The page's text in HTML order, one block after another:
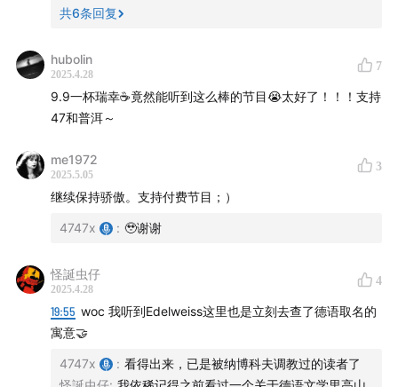
一场对话：这样的冒险意义何在
56:10 达尔文：马丁的镜子
1:04:32 写作形式：去寻找小说结构的内部和谐
为什么要做付费节目，也欢迎大家留言提议：
【47】想要持久地做下去，为爱发电是不行的。并且，由
精力与时间消耗都非常大（大家一定想不到人会疲累到连
书名都搞错，直接看错书的），理想的环境是，认真做好
内容的人应该能以此体面地活着，付出多少就能够得到多
少，当然这是一种近乎于乌托邦的设想。除此之外，我觉
得我们作为内容生产者应该多加尝试，什么是一个可持续
的模式？什么对我们大家来说是最能被接受的？以此为基
共6条回复
hubolin
2025.4.28
7
9.9一杯瑞幸☕️竟然能听到这么棒的节目😭太好了！！！支持
47和普洱～
me1972
2025.5.05
3
继续保持骄傲。支持付费节目；）
4747x : 🥹谢谢
怪誕虫仔
2025.4.28
4
19:55 woc 我听到Edelweiss这里也是立刻去查了德语取名的
寓意🤝
4747x : 看得出来，已是被纳博科夫调教过的读者了